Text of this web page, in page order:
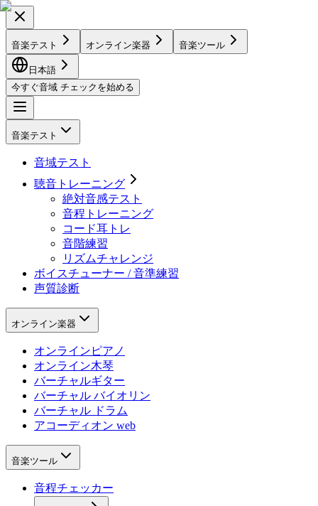
音楽テスト オンライン楽器 音楽ツール
日本語
今すぐ音域 チェックを始める
音楽テスト
音域テスト
聴音トレーニング
絶対音感テスト
音程トレーニング
コード耳トレ
音階練習
リズムチャレンジ
ボイスチューナー / 音準練習
声質診断
オンライン楽器
オンラインピアノ
オンライン木琴
バーチャルギター
バーチャル バイオリン
バーチャル ドラム
アコーディオン web
音楽ツール
音程チェッカー